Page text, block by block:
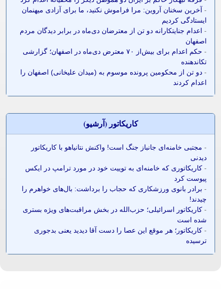
- آخرین سخنان آروین: مرا فراموش نکنید، ما برای آزادی میهنمان
ایستادگی کردیم
- اعدام جنایتکارانه دو تن از معترضان دی‌ماه در برابر دیدگان مردم
اصفهان
-
حکم اعدام برای بیش‌از ۷۰ معترض دی‌ماه در اصفهان؛ گزارشی
تکاندهنده
- دو تن از محکومین پرونده موسوم به (میدان علیخانی) اصفهان را
اعدام کردند
کاريکاتور (آرشيو)
- مجتبی خامنه‌ای جانباز جنگ است! واکنش نتانیاهو با کاریکاتور
دیدنی
- کاریکاتوری که خامنه‌ای به توییت خود در مورد ترامپ در ایکس
پیوست کرد
- برادر بانوی ورزشکاری که حجاب را برداشت: بال‌های خواهرم را
چیدند!
- کاریکاتور اسرائیلی؛ حزب‌الله در بخش مراقبت‌های ویژه بستری
شده است
- کاریکاتور؛ هر موقع این عصا را دست آقا دیدید یعنی بدجوری
ترسیده